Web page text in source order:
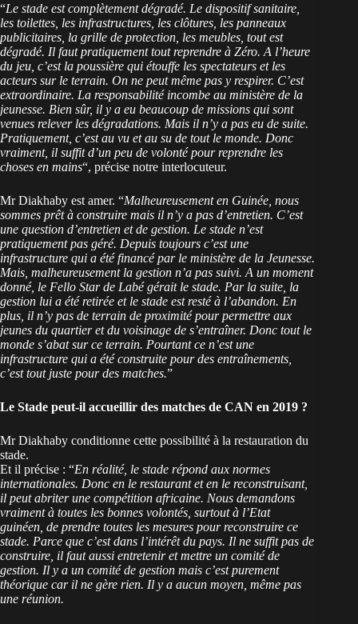
“Le stade est complètement dégradé. Le dispositif sanitaire,
les toilettes, les infrastructures, les clôtures, les panneaux
publicitaires, la grille de protection, les meubles, tout est
dégradé. Il faut pratiquement tout reprendre à Zéro. A l’heure
du jeu, c’est la poussière qui étouffe les spectateurs et les
acteurs sur le terrain. On ne peut même pas y respirer. C’est
extraordinaire. La responsabilité incombe au ministère de la
jeunesse. Bien sûr, il y a eu beaucoup de missions qui sont
venues relever les dégradations. Mais il n’y a pas eu de suite.
Pratiquement, c’est au vu et au su de tout le monde. Donc
vraiment, il suffit d’un peu de volonté pour reprendre les
choses en mains“, précise notre interlocuteur.
Mr Diakhaby est amer. “Malheureusement en Guinée, nous
sommes prêt à construire mais il n’y a pas d’entretien. C’est
une question d’entretien et de gestion. Le stade n’est
pratiquement pas géré. Depuis toujours c’est une
infrastructure qui a été financé par le ministère de la Jeunesse.
Mais, malheureusement la gestion n’a pas suivi. A un moment
donné, le Fello Star de Labé gérait le stade. Par la suite, la
gestion lui a été retirée et le stade est resté à l’abandon. En
plus, il n’y pas de terrain de proximité pour permettre aux
jeunes du quartier et du voisinage de s’entraîner. Donc tout le
monde s’abat sur ce terrain. Pourtant ce n’est une
infrastructure qui a été construite pour des entraînements,
c’est tout juste pour des matches.”
Le Stade peut-il accueillir des matches de CAN en 2019 ?
Mr Diakhaby conditionne cette possibilité à la restauration du
stade.
Et il précise : “En réalité, le stade répond aux normes
internationales. Donc en le restaurant et en le reconstruisant,
il peut abriter une compétition africaine. Nous demandons
vraiment à toutes les bonnes volontés, surtout à l’Etat
guinéen, de prendre toutes les mesures pour reconstruire ce
stade. Parce que c’est dans l’intérêt du pays. Il ne suffit pas de
construire, il faut aussi entretenir et mettre un comité de
gestion. Il y a un comité de gestion mais c’est purement
théorique car il ne gère rien. Il y a aucun moyen, même pas
une réunion.